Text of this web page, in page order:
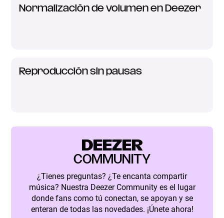
Normalización de volumen en Deezer
Reproducción sin pausas
DEEZER
COMMUNITY
¿Tienes preguntas? ¿Te encanta compartir
música? Nuestra Deezer Community es el lugar
donde fans como tú conectan, se apoyan y se
enteran de todas las novedades. ¡Únete ahora!